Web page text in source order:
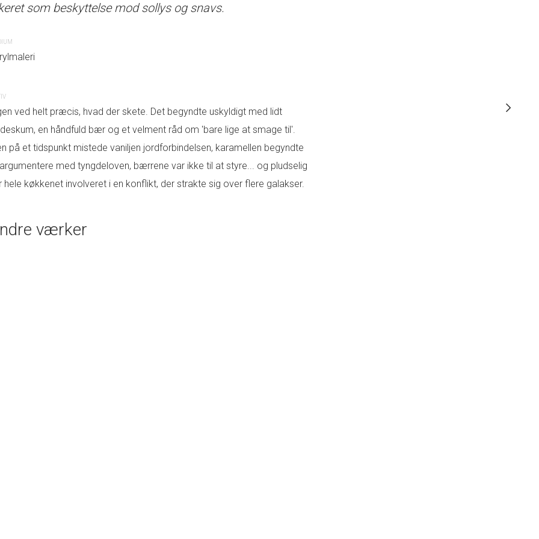
sagde, at den var en helt almindelig
Fra den ene dag til den anden
Den forlangte scenelys, dramatiske
før den overhovedet havde smeltet en
gennem luften og insisterede på,
sidst havde alle glemt hvad softice er.
selv. Signatur i guld. Maleriet er lakeret som beskyttelse mod
MOTIV
Hverdagen havde ellers godt fat. Kalenderen var opdateret, indkøbslisten
skrevet, og alting lå nogenlunde dér, hvor det skulle. Så skete der noget.
Ingen ved helt hvad, men pludselig blev alting overhalet af appelsinfarvet
begejstring, lyse omveje og en energi, der nægtede at følge instruktionerne.
som beskyttelse mod sollys og snavs.
ved helt præcis, hvad der skete. Det begyndte uskyldigt med lidt
en håndfuld bær og et velment råd om 'bare lige at smage til'.
på et tidspunkt mistede vaniljen jordforbindelsen, karamellen begyndte
med tyngdeloven, bærrene var ikke til at styre... og pludselig
hele køkkenet involveret i en konflikt, der strakte sig over flere galakser.
værker